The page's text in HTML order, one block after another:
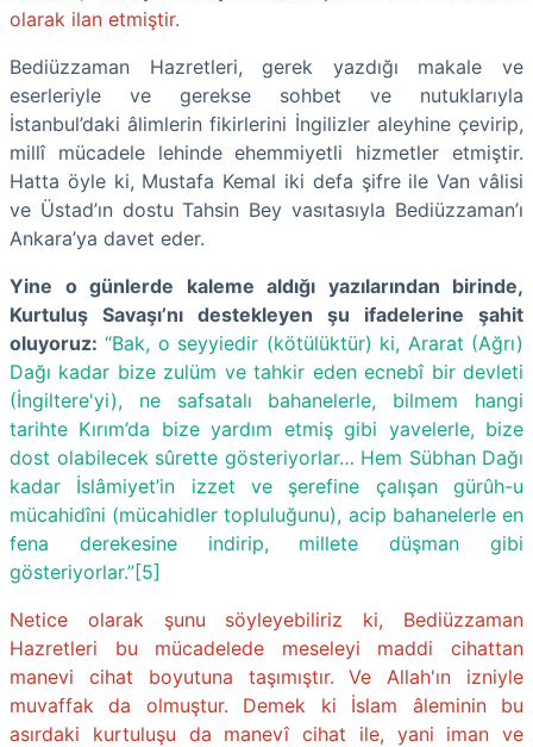
olarak ilan etmiştir.
Bediüzzaman Hazretleri, gerek yazdığı makale ve
eserleriyle ve gerekse sohbet ve nutuklarıyla
İstanbul’daki âlimlerin fikirlerini İngilizler aleyhine çevirip,
millî mücadele lehinde ehemmiyetli hizmetler etmiştir.
Hatta öyle ki, Mustafa Kemal iki defa şifre ile Van vâlisi
ve Üstad’ın dostu Tahsin Bey vasıtasıyla Bediüzzaman’ı
Ankara’ya davet eder.
Yine o günlerde kaleme aldığı yazılarından birinde,
Kurtuluş Savaşı’nı destekleyen şu ifadelerine şahit
oluyoruz: “Bak, o seyyiedir (kötülüktür) ki, Ararat (Ağrı)
Dağı kadar bize zulüm ve tahkir eden ecnebî bir devleti
(İngiltere'yi), ne safsatalı bahanelerle, bilmem hangi
tarihte Kırım’da bize yardım etmiş gibi yavelerle, bize
dost olabilecek sûrette gösteriyorlar… Hem Sübhan Dağı
kadar İslâmiyet’in izzet ve şerefine çalışan gürûh-u
mücahidîni (mücahidler topluluğunu), acip bahanelerle en
fena derekesine indirip, millete düşman gibi
gösteriyorlar.”[5]
Netice olarak şunu söyleyebiliriz ki, Bediüzzaman
Hazretleri bu mücadelede meseleyi maddi cihattan
manevi cihat boyutuna taşımıştır. Ve Allah'ın izniyle
muvaffak da olmuştur. Demek ki İslam âleminin bu
asırdaki kurtuluşu da manevî cihat ile, yani iman ve